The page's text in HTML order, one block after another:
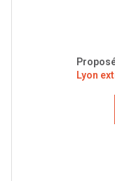
Lyon